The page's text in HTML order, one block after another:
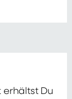
erhältst Du